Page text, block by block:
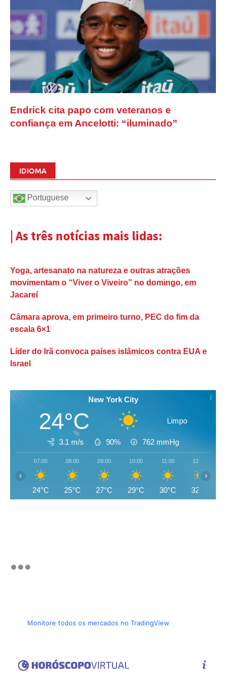
Endrick cita papo com veteranos e
confiança em Ancelotti: “iluminado”
IDIOMA
Portuguese
| As três notícias mais lidas:
Yoga, artesanato na natureza e outras atrações
movimentam o “Viver o Viveiro” no domingo, em
Jacareí
Câmara aprova, em primeiro turno, PEC do fim da
escala 6×1
Líder do Irã convoca países islâmicos contra EUA e
Israel
New York City
24°C Limpo
3.1 m/s 90% 762 mmHg
07:00
24°C
08:00
25°C
09:00
27°C
10:00
29°C
11:00
30°C
12:00
32°C
‹ ›
Monitore todos os mercados no TradingView